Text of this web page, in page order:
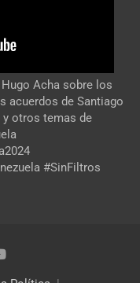
Acha sobre los
acuerdos de Santiago
y otros temas de
#SinFiltros